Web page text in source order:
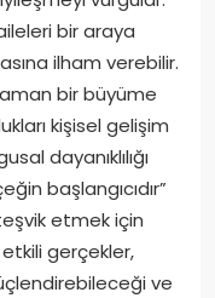
bir araya
ilham verebilir.
bir büyüme
kişisel gelişim
dayanıklılığı
başlangıcıdır”
etmek için
gerçekler,
ve